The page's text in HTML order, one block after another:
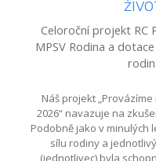
Celoroční projekt RC
MPSV Rodina a
Náš projekt
2026“ navazuje na
Podobně jako v minulých
sílu rodiny a
(jednotlivec) byla